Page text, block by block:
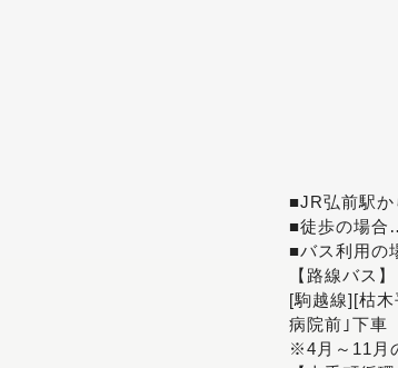
■JR弘前駅か
■徒歩の場合
■バス利用の
【路線バス
[駒越線][枯
病院前｣下車
※4月～11月